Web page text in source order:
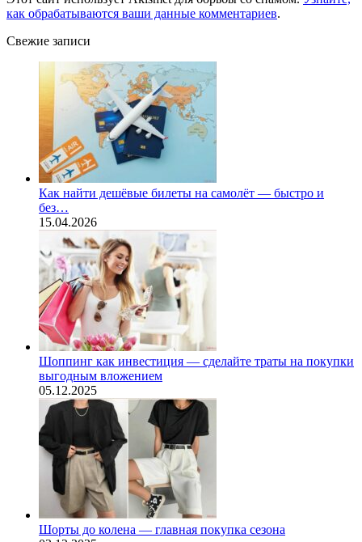
как обрабатываются ваши данные комментариев.
Свежие записи
Как найти дешёвые билеты на самолёт — быстро и
без…
15.04.2026
Шоппинг как инвестиция — сделайте траты на покупки
выгодным вложением
05.12.2025
Шорты до колена — главная покупка сезона